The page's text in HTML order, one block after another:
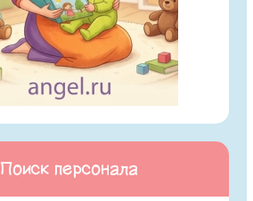
Поиск персонала